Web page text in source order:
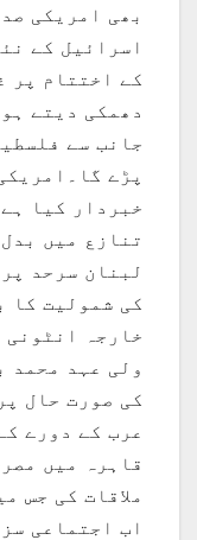
بھی امریکی
کے اختتام پر
دھمکی دیتے
جانب سے
پڑے
خبردار کیا
تنازع میں
لبنان سرحد
کی شمولیت کا
خارجہ
ولی عہد محمد
کی صورت حال
عرب کے دورے
قاہرہ میں
ملاقات کی جس
اب اجتماعی